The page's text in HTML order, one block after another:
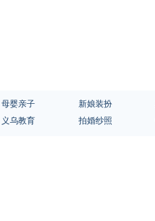
母婴亲子 新娘装扮
义乌教育 拍婚纱照